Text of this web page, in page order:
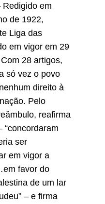
Redigido em
de 1922,
Liga das
em vigor em 29
28 artigos,
só vez o povo
direito à
Pelo
reafirma
“concordaram
ser
em vigor a
favor do
de um lar
– e firma